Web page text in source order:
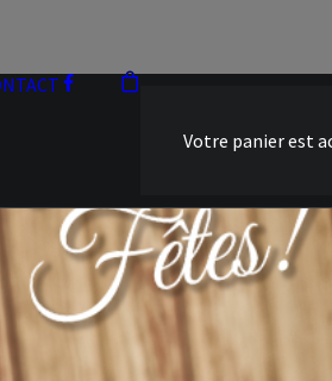
Votre panier est